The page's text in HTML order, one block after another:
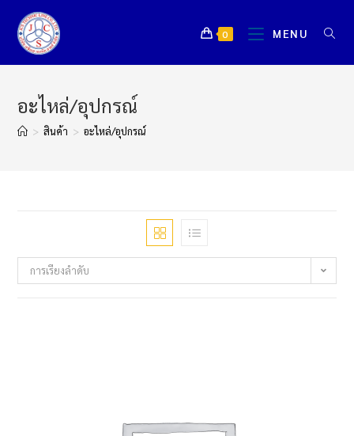
0 MENU
อะไหล่/อุปกรณ์
> สินค้า > อะไหล่/อุปกรณ์
การเรียงลำดับ